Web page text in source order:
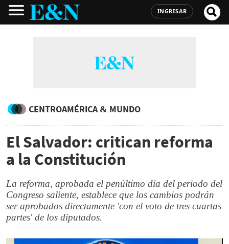
INGRESAR
CENTROAMÉRICA & MUNDO
El Salvador: critican reforma
a la Constitución
La reforma, aprobada el penúltimo día del periodo del
Congreso saliente, establece que los cambios podrán
ser aprobados directamente 'con el voto de tres cuartas
partes' de los diputados.